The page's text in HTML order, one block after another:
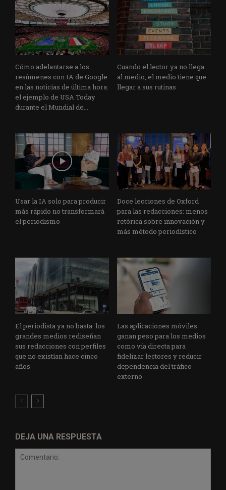
Cómo adelantarse a los
resúmenes con IA de Google
en las noticias de última hora:
el ejemplo de USA Today
durante el Mundial de...
Cuando el lector ya no llega
al medio, el medio tiene que
llegar a sus rutinas
Usar la IA solo para producir
más rápido no transformará
el periodismo
Doce lecciones de Oxford
para las redacciones: menos
retórica sobre innovación y
más método periodístico
El periodista ya no basta: los
grandes medios rediseñan
sus redacciones con perfiles
que no existían hace cinco
años
Las aplicaciones móviles
ganan peso para los medios
como vía directa para
fidelizar lectores y reducir
dependencia del tráfico
externo
DEJA UNA RESPUESTA